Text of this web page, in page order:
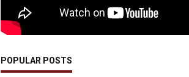
POPULAR POSTS